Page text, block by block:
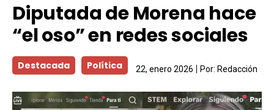
Diputada de Morena hace
“el oso” en redes sociales
Destacada Política 22, enero 2026 Por: Redacción